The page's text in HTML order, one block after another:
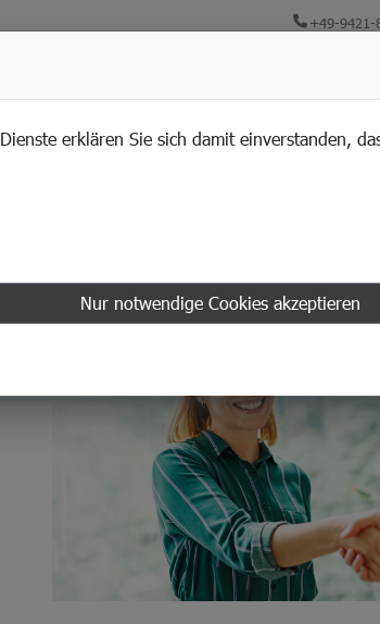
+49-9421-
erklären Sie sich damit einverstanden,
Nur notwendige Cookies akzeptieren